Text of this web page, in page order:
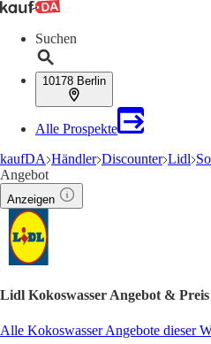
Suchen
10178 Berlin
Alle Prospekte
kaufDA Händler Discounter Lidl
Angebot
Anzeigen
Lidl Kokoswasser Angebot &
Alle Kokoswasser Angebote dieser